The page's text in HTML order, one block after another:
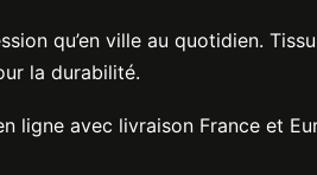
qu’en ville au quotidien.
la durabilité.
ligne avec livraison France et